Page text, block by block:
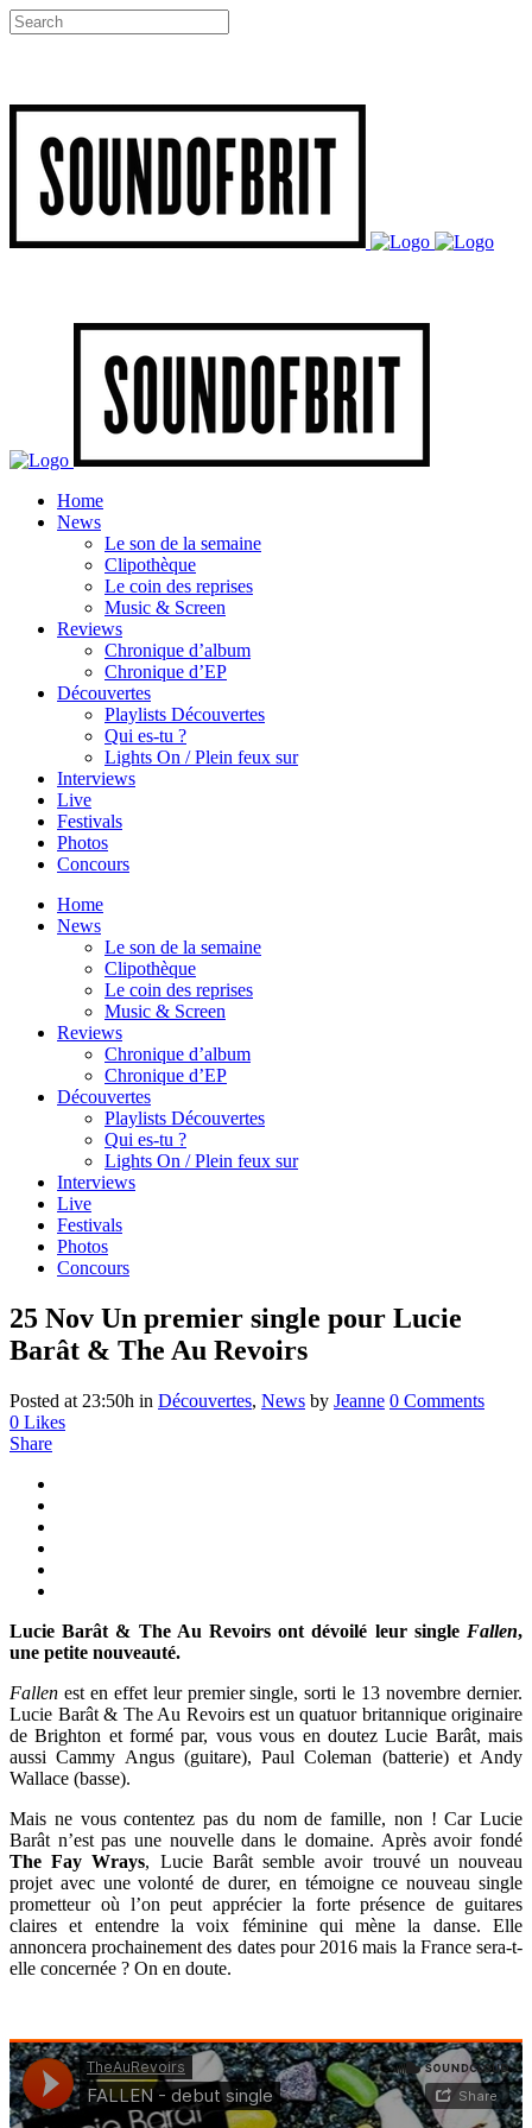
Home
News
Le son de la semaine
Clipothèque
Le coin des reprises
Music & Screen
Reviews
Chronique d’album
Chronique d’EP
Découvertes
Playlists Découvertes
Qui es-tu ?
Lights On / Plein feux sur
Interviews
Live
Festivals
Photos
Concours
Home
News
Le son de la semaine
Clipothèque
Le coin des reprises
Music & Screen
Reviews
Chronique d’album
Chronique d’EP
Découvertes
Playlists Découvertes
Qui es-tu ?
Lights On / Plein feux sur
Interviews
Live
Festivals
Photos
Concours
25 Nov Un premier single pour Lucie
Barât & The Au Revoirs
Posted at 23:50h in Découvertes, News by Jeanne 0 Comments
0 Likes
Share
Lucie Barât & The Au Revoirs ont dévoilé leur single Fallen,
une petite nouveauté.
Fallen est en effet leur premier single, sorti le 13 novembre dernier.
Lucie Barât & The Au Revoirs est un quatuor britannique originaire
de Brighton et formé par, vous vous en doutez Lucie Barât, mais
aussi Cammy Angus (guitare), Paul Coleman (batterie) et Andy
Wallace (basse).
Mais ne vous contentez pas du nom de famille, non ! Car Lucie
Barât n’est pas une nouvelle dans le domaine. Après avoir fondé
The Fay Wrays, Lucie Barât semble avoir trouvé un nouveau
projet avec une volonté de durer, en témoigne ce nouveau single
prometteur où l’on peut apprécier la forte présence de guitares
claires et entendre la voix féminine qui mène la danse. Elle
annoncera prochainement des dates pour 2016 mais la France sera-t-
elle concernée ? On en doute.